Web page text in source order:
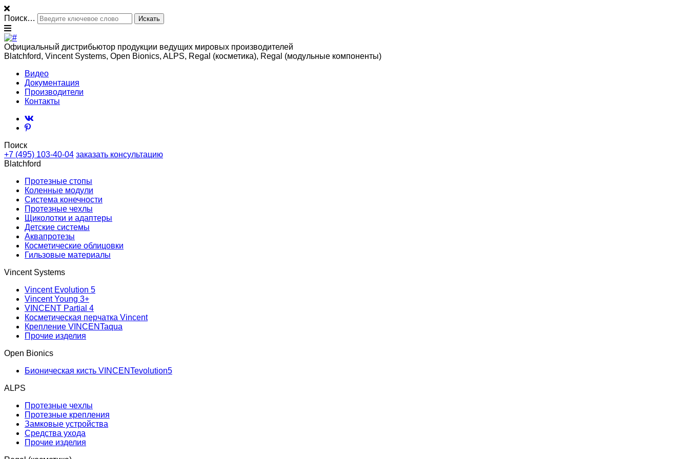
Поиск…
Официальный дистрибьютор продукции ведущих мировых производителей
Blatchford, Vincent Systems, Open Bionics, ALPS, Regal (косметика), Regal (модульные компоненты)
Видео
Документация
Производители
Контакты
Поиск
+7 (495) 103-40-04 заказать консультацию
Blatchford
Протезные стопы
Коленные модули
Система конечности
Протезные чехлы
Щиколотки и адаптеры
Детские системы
Аквапротезы
Косметические облицовки
Гильзовые материалы
Vincent Systems
Vincent Evolution 5
Vincent Young 3+
VINCENT Partial 4
Косметическая перчатка Vincent
Крепление VINCENTaqua
Прочие изделия
Open Bionics
Бионическая кисть VINCENTevolution5
ALPS
Протезные чехлы
Протезные крепления
Замковые устройства
Средства ухода
Прочие изделия